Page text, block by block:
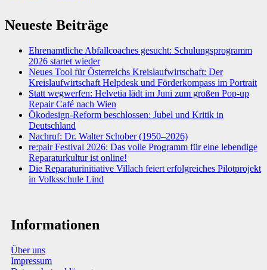
Neueste Beiträge
Ehrenamtliche Abfallcoaches gesucht: Schulungsprogramm
2026 startet wieder
Neues Tool für Österreichs Kreislaufwirtschaft: Der
Kreislaufwirtschaft Helpdesk und Förderkompass im Portrait
Statt wegwerfen: Helvetia lädt im Juni zum großen Pop-up
Repair Café nach Wien
Ökodesign-Reform beschlossen: Jubel und Kritik in
Deutschland
Nachruf: Dr. Walter Schober (1950–2026)
re:pair Festival 2026: Das volle Programm für eine lebendige
Reparaturkultur ist online!
Die Reparaturinitiative Villach feiert erfolgreiches Pilotprojekt
in Volksschule Lind
Informationen
Über uns
Impressum